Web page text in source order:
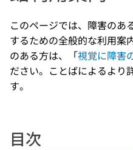
このページでは、障害のあ
するための全般的な利用案
のある方は、「視覚に障害
ださい。ことばによるより
す。
目次